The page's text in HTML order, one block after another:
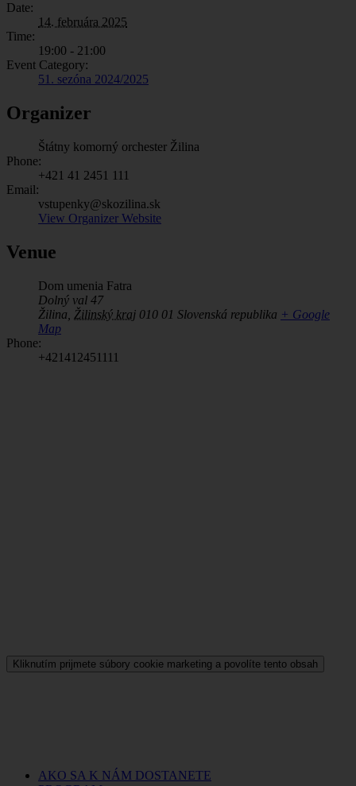
Date:
14. februára 2025
Time:
19:00 - 21:00
Event Category:
51. sezóna 2024/2025
Organizer
Štátny komorný orchester Žilina
Phone:
+421 41 2451 111
Email:
vstupenky@skozilina.sk
View Organizer Website
Venue
Dom umenia Fatra
Dolný val 47
Žilina Žilinský kraj 010 01 Slovenská republika + Google
Map
Phone:
+421412451111
Kliknutím prijmete súbory cookie marketing a povolíte tento obsah
AKO SA K NÁM DOSTANETE